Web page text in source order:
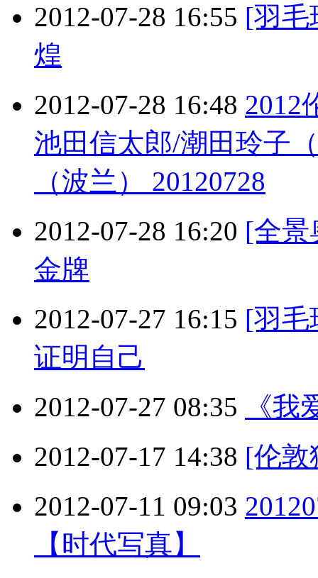
2012-07-28 16:55 [羽毛
煌
2012-07-28 16:48 2012
池田信太郎/潮田玲子
（波兰） 20120728
2012-07-28 16:20 [全景
金牌
2012-07-27 16:15 [羽毛
证明自己
2012-07-27 08:35
《
2012-07-17 14:38 [伦
2012-07-11 09:03
【时代写真】